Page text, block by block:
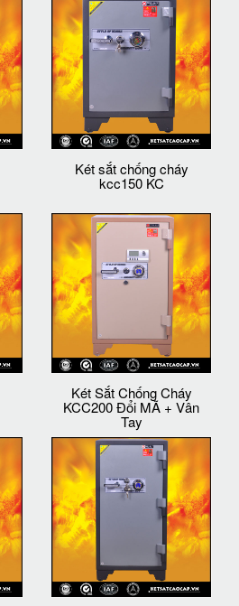
Két sắt chống cháy
kcc150 KC
Két Sắt Chống Cháy
KCC200 Đổi MÃ + Vân
Tay